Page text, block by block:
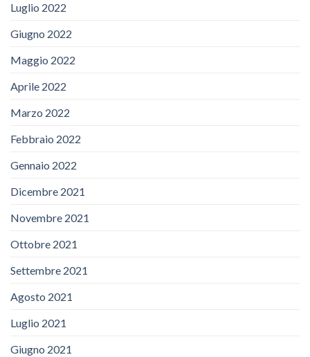
Luglio 2022
Giugno 2022
Maggio 2022
Aprile 2022
Marzo 2022
Febbraio 2022
Gennaio 2022
Dicembre 2021
Novembre 2021
Ottobre 2021
Settembre 2021
Agosto 2021
Luglio 2021
Giugno 2021